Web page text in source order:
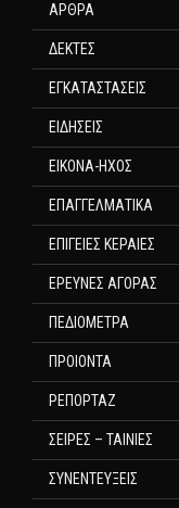
ΑΡΘΡΑ
ΔΕΚΤΕΣ
ΕΓΚΑΤΑΣΤΑΣΕΙΣ
ΕΙΔΗΣΕΙΣ
ΕΙΚΟΝΑ-ΗΧΟΣ
ΕΠΑΓΓΕΛΜΑΤΙΚΑ
ΕΠΙΓΕΙΕΣ ΚΕΡΑΙΕΣ
ΕΡΕΥΝΕΣ ΑΓΟΡΑΣ
ΠΕΔΙΟΜΕΤΡΑ
ΠΡΟΙΟΝΤΑ
ΡΕΠΟΡΤΑΖ
ΣΕΙΡΕΣ – ΤΑΙΝΙΕΣ
ΣΥΝΕΝΤΕΥΞΕΙΣ